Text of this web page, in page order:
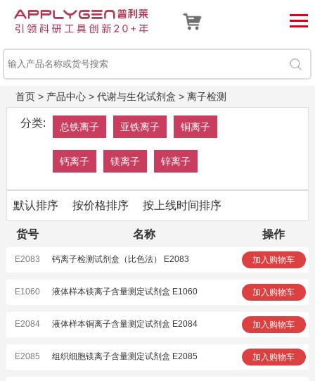
首页> 产品中心> 代谢与生化试剂盒 > 离子检测
分类: 总铁离子 亚铁离子 铜离子
钙离子 镁离子 锌离子
默认排序 按价格排序 按上线时间排序
货号 名称 操作
E2083 钙离子检测试剂盒（比色法） E2083 加入购物车
E1060 液体样本镁离子含量测定试剂盒 E1060 加入购物车
E2084 液体样本铜离子含量测定试剂盒 E2084 加入购物车
E2085 组织细胞镁离子含量测定试剂盒 E2085 加入购物车